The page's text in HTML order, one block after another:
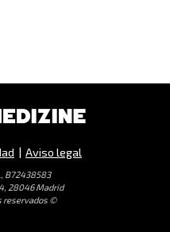
| Aviso legal
B72438583
28046 Madrid
reservados ©